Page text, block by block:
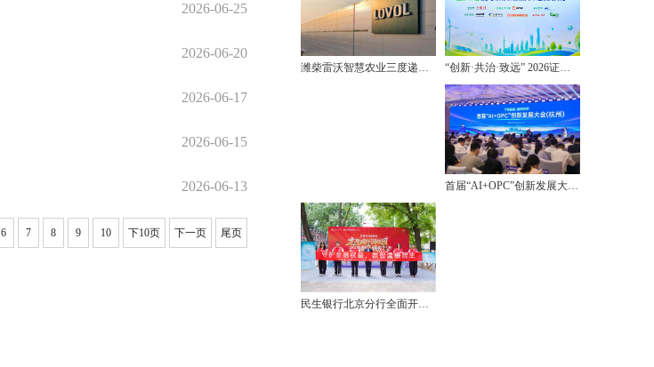
潍柴雷沃智慧农业三度递表港股IPO 这家硬核农机龙头缘何备受市场期待？
民生银行北京分行全面开展“银行业普及金融知识万里行”暨“防范非法金融活动宣传月”主题活动
2026-06-25
2026-06-20
2026-06-17
2026-06-15
2026-06-13
6 7 8 9 10 下10页 下一页 尾页